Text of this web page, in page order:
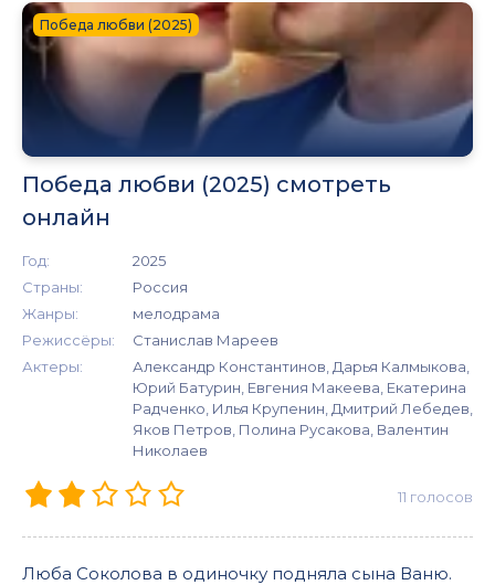
Победа любви (2025)
Победа любви (2025) смотреть
онлайн
Год:
2025
Страны:
Россия
Жанры:
мелодрама
Режиссёры:
Станислав Мареев
Актеры:
Александр Константинов, Дарья Калмыкова,
Юрий Батурин, Евгения Макеева, Екатерина
Радченко, Илья Крупенин, Дмитрий Лебедев,
Яков Петров, Полина Русакова, Валентин
Николаев
11 голосов
Люба Соколова в одиночку подняла сына Ваню.